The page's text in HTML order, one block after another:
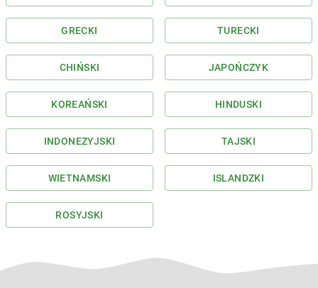
GRECKI TURECKI
CHIŃSKI JAPOŃCZYK
KOREAŃSKI HINDUSKI
INDONEZYJSKI TAJSKI
WIETNAMSKI ISLANDZKI
ROSYJSKI